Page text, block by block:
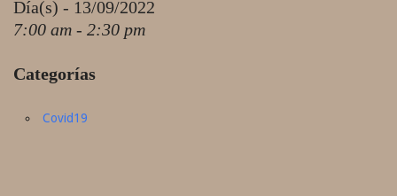
Día(s) - 13/09/2022
7:00 am - 2:30 pm
Categorías
Covid19